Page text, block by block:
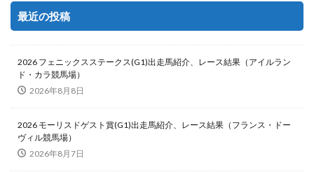
最近の投稿
2026 フェニックスステークス(G1)出走馬紹介、レース結果（アイルラン
ド・カラ競馬場）
2026年8月8日
2026 モーリスドゲスト賞(G1)出走馬紹介、レース結果（フランス・ドー
ヴィル競馬場）
2026年8月7日